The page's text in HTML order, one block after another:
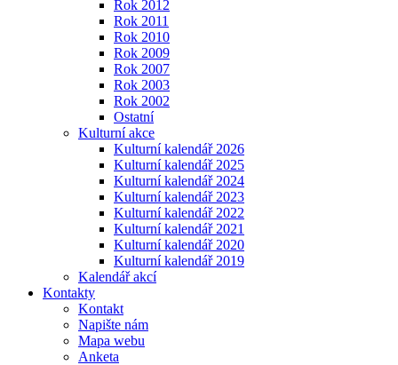
Rok 2012
Rok 2011
Rok 2010
Rok 2009
Rok 2007
Rok 2003
Rok 2002
Ostatní
Kulturní akce
Kulturní kalendář 2026
Kulturní kalendář 2025
Kulturní kalendář 2024
Kulturní kalendář 2023
Kulturní kalendář 2022
Kulturní kalendář 2021
Kulturní kalendář 2020
Kulturní kalendář 2019
Kalendář akcí
Kontakty
Kontakt
Napište nám
Mapa webu
Anketa